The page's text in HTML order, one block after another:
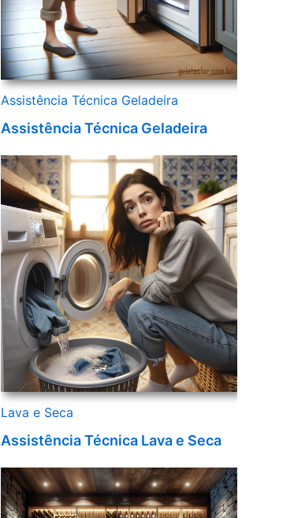
Assistência Técnica Geladeira
Assistência Técnica Geladeira
Lava e Seca
Assistência Técnica Lava e Seca